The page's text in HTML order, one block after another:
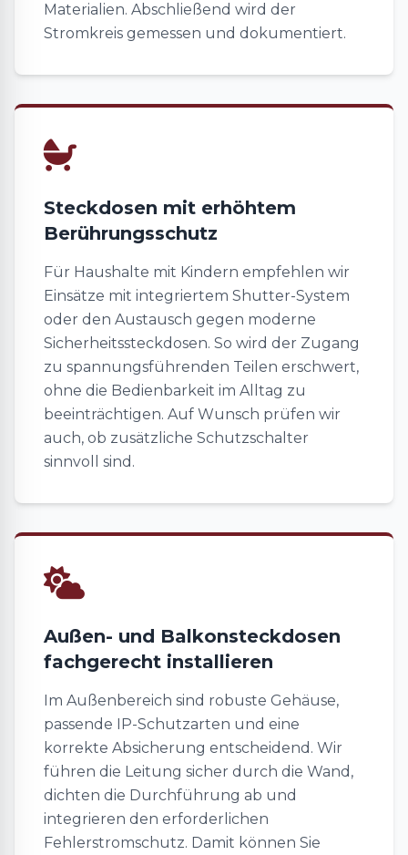
Materialien. Abschließend wird der
Stromkreis gemessen und dokumentiert.
Steckdosen mit erhöhtem
Berührungsschutz
Für Haushalte mit Kindern empfehlen wir
Einsätze mit integriertem Shutter-System
oder den Austausch gegen moderne
Sicherheitssteckdosen. So wird der Zugang
zu spannungsführenden Teilen erschwert,
ohne die Bedienbarkeit im Alltag zu
beeinträchtigen. Auf Wunsch prüfen wir
auch, ob zusätzliche Schutzschalter
sinnvoll sind.
Außen- und Balkonsteckdosen
fachgerecht installieren
Im Außenbereich sind robuste Gehäuse,
passende IP-Schutzarten und eine
korrekte Absicherung entscheidend. Wir
führen die Leitung sicher durch die Wand,
dichten die Durchführung ab und
integrieren den erforderlichen
Fehlerstromschutz. Damit können Sie